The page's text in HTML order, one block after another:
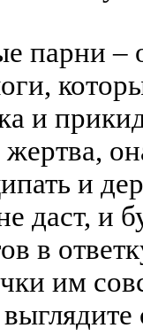
парни –
и
жертва,
и
даст, и
в
им